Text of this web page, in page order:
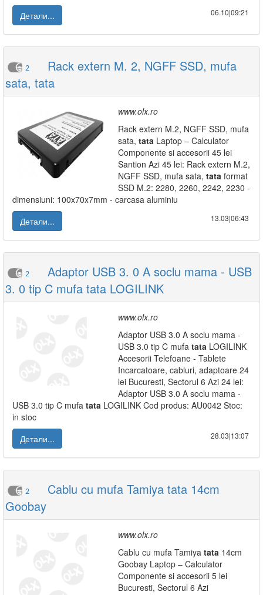
Детали...
06.10|09:21
2
Rack extern M. 2, NGFF SSD, mufa
sata, tata
www.olx.ro
Rack extern M.2, NGFF SSD, mufa
sata, tata Laptop – Calculator
Componente si accesorii 45 lei
Santion Azi 45 lei: Rack extern M.2,
NGFF SSD, mufa sata, tata format
SSD M.2: 2280, 2260, 2242, 2230 -
dimensiuni: 100x70x7mm - carcasa aluminiu
Детали...
13.03|06:43
2
Adaptor USB 3. 0 A soclu mama - USB
3. 0 tip C mufa tata LOGILINK
www.olx.ro
Adaptor USB 3.0 A soclu mama -
USB 3.0 tip C mufa tata LOGILINK
Accesorii Telefoane - Tablete
Incarcatoare, cabluri, adaptoare 24
lei Bucuresti, Sectorul 6 Azi 24 lei:
Adaptor USB 3.0 A soclu mama -
USB 3.0 tip C mufa tata LOGILINK Cod produs: AU0042 Stoc:
in stoc
Детали...
28.03|13:07
2
Cablu cu mufa Tamiya tata 14cm
Goobay
www.olx.ro
Cablu cu mufa Tamiya tata 14cm
Goobay Laptop – Calculator
Componente si accesorii 5 lei
Bucuresti, Sectorul 6 Azi